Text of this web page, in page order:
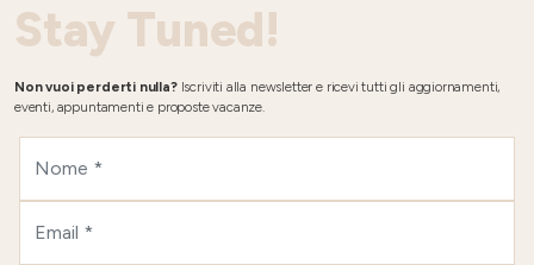
Stay Tuned!
Non vuoi perderti nulla?Iscriviti alla newsletter e ricevi tutti gli aggiornamenti,
eventi, appuntamenti e proposte vacanze.